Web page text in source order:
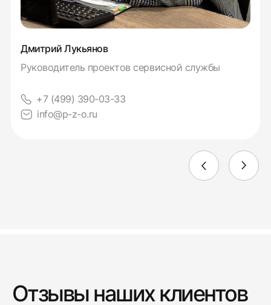
Дмитрий Лукьянов
Руководитель проектов сервисной службы
+7 (499) 390-03-33
info@p-z-o.ru
Отзывы наших клиентов